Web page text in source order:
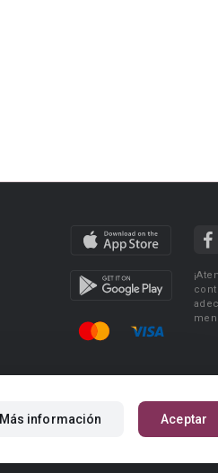
Más información Aceptar
Condiciones de uso
Reglas para